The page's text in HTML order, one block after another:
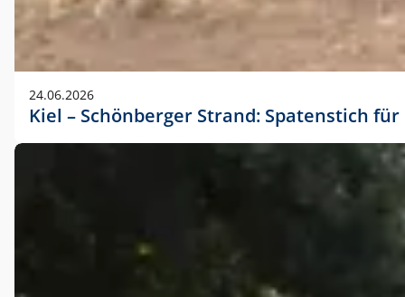
24.06.2026
Kiel – Schönberger Strand: Spatenstich